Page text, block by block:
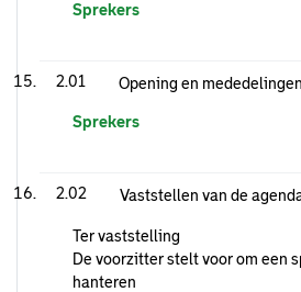
Sprekers
2.01 Opening en mededelingen
Sprekers
2.02 Vaststellen van de
Ter vaststelling
De voorzitter stelt voor om een
hanteren